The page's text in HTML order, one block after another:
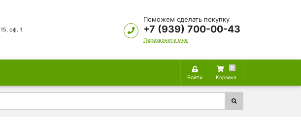
оф. 1
Поможем сделать покупку
+7 (939) 700-00-43
Перезвоните мне
Войти
0
Корзина